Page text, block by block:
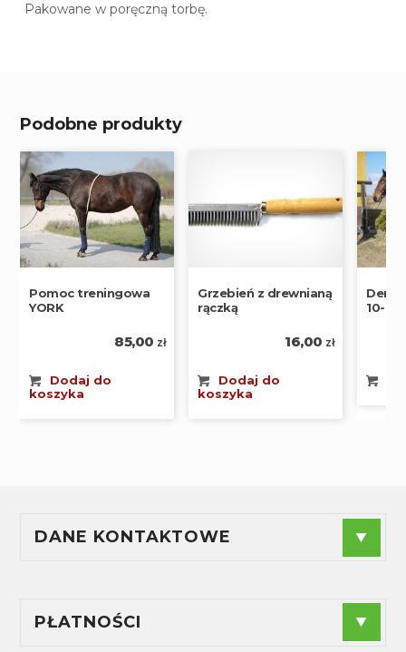
Pakowane w poręczną torbę.
Podobne produkty
Pomoc treningowa
YORK
85,00 zł
Dodaj do
koszyka
Grzebień z drewnianą
rączką
16,00 zł
Dodaj do
koszyka
10-D
DANE KONTAKTOWE
Serwis: +48 889 842 104
PŁATNOŚCI